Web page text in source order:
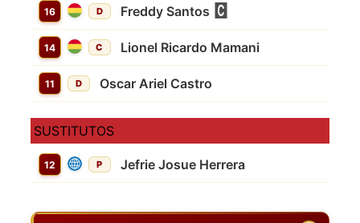
16 D Freddy Santos
14 C Lionel Ricardo Mamani
11 D Oscar Ariel Castro
SUSTITUTOS
12 P Jefrie Josue Herrera